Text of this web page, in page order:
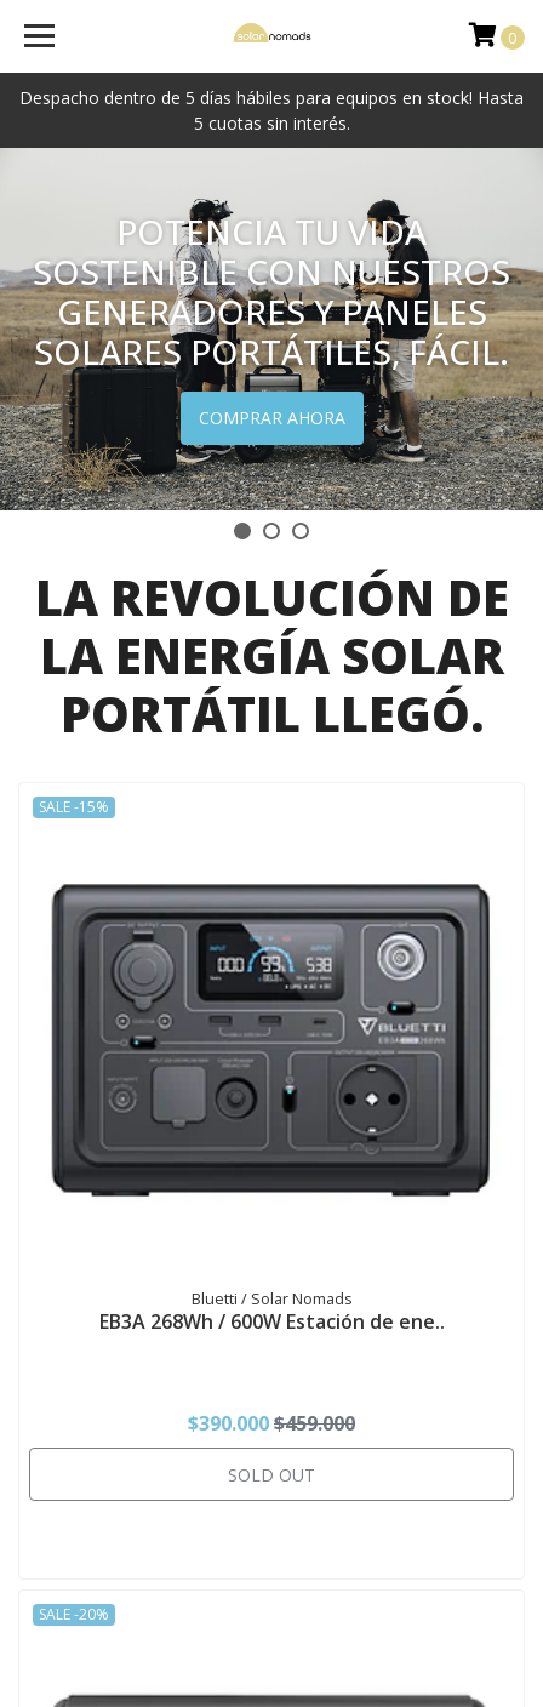
Despacho dentro de 5 días hábiles para equipos en stock! Hasta
5 cuotas sin interés.
Nomads
0
POTENCIA TU VIDA
SOSTENIBLE CON NUESTROS
GENERADORES Y PANELES
SOLARES PORTÁTILES, FÁCIL.
COMPRAR AHORA
LA REVOLUCIÓN DE
LA ENERGÍA SOLAR
PORTÁTIL LLEGÓ.
SALE -15%
Bluetti / Solar Nomads
EB3A 268Wh / 600W Estación de ene..
$390.000$459.000
SOLD OUT
SALE -20%